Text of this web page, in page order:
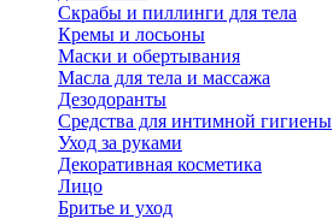
Скрабы и пиллинги для тела
Кремы и лосьоны
Маски и обертывания
Масла для тела и массажа
Дезодоранты
Средства для интимной гигиены
Уход за руками
Декоративная косметика
Лицо
Бритье и уход